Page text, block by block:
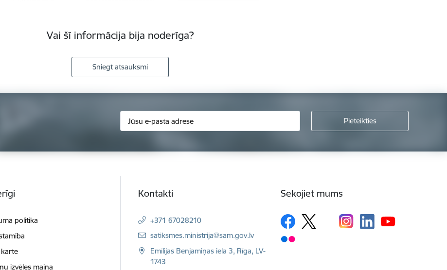
Vai šī informācija bija noderīga?
Sniegt atsauksmi
politika
karte
izvēles maiņa
Kontakti
+371 67028210
E-pasts:
satiksmes.ministrija@sam.gov.lv
Emīlijas Benjamiņas iela 3, Rīga, LV-
1743
Sekojiet mums